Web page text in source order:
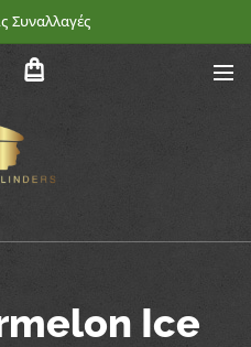
Συναλλαγές
Ice